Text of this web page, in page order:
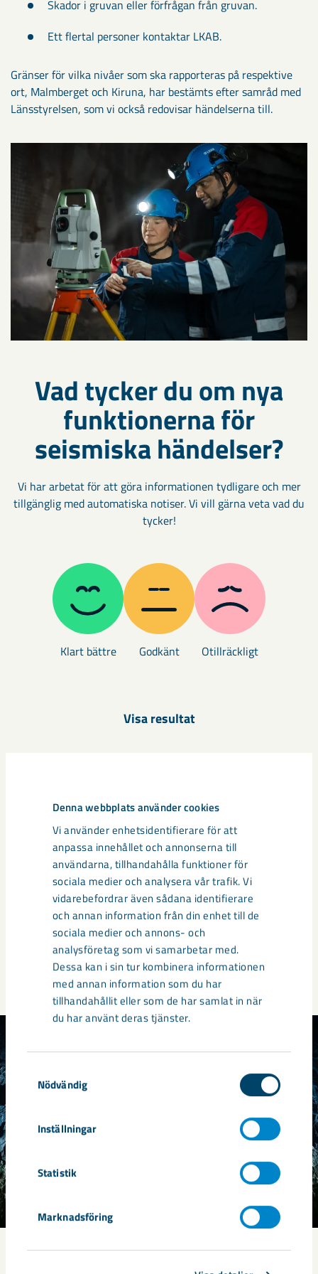
Denna webbplats använder cookies
Vi använder enhetsidentifierare för att
anpassa innehållet och annonserna till
användarna, tillhandahålla funktioner för
sociala medier och analysera vår trafik. Vi
vidarebefordrar även sådana identifierare
och annan information från din enhet till de
sociala medier och annons- och
analysföretag som vi samarbetar med.
Dessa kan i sin tur kombinera informationen
med annan information som du har
tillhandahållit eller som de har samlat in när
du har använt deras tjänster.
Nödvändig
Inställningar
Statistik
Marknadsföring
Skador i gruvan eller förfrågan från gruvan.
Ett flertal personer kontaktar LKAB.
Gränser för vilka nivåer som ska rapporteras på respektive
ort, Malmberget och Kiruna, har bestämts efter samråd med
Länsstyrelsen, som vi också redovisar händelserna till.
Vad tycker du om nya
funktionerna för
seismiska händelser?
Vi har arbetat för att göra informationen tydligare och mer
tillgänglig med automatiska notiser. Vi vill gärna veta vad du
tycker!
Klart bättre Godkänt Otillräckligt
Visa resultat
Har du frågor eller synpunkter om seismisk
aktivitet på våra verksamhetsorter? Tveka
inte att kontakta oss!
Därför skakar det i berget